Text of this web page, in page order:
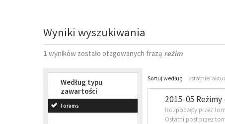
Wyniki wyszukiwania
1 wyników zostało otagowanych frazą reżim
Według typu
zawartości
Forums
Sortuj według ostatniej
2015-05 Reżimy
Rozpoczęty przez
Ostatni post przez